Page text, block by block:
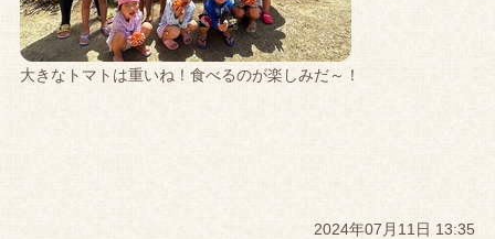
大きなトマトは重いね！食べるのが楽しみだ～！
2024年07月11日 13:35